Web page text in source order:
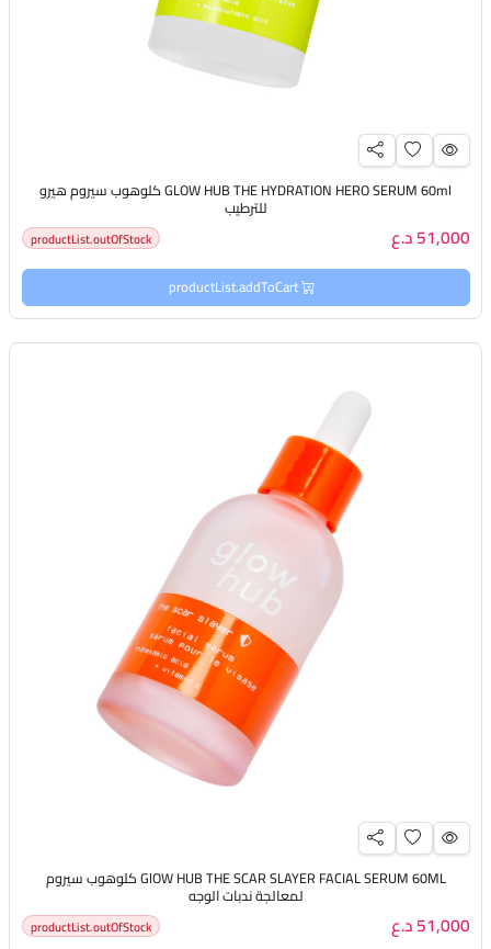
GLOW HUB THE HYDRATION HERO SERUM 60ml كلوهوب سيروم هيرو
للترطيب
51,000 د.ع productList.outOfStock
productList.addToCart
GlOW HUB THE SCAR SLAYER FACIAL SERUM 60ML كلوهوب سيروم
لمعالجة ندبات الوجه
51,000 د.ع productList.outOfStock